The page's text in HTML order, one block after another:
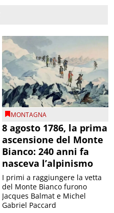
MONTAGNA
8 agosto 1786, la prima
ascensione del Monte
Bianco: 240 anni fa
nasceva l’alpinismo
I primi a raggiungere la vetta
del Monte Bianco furono
Jacques Balmat e Michel
Gabriel Paccard